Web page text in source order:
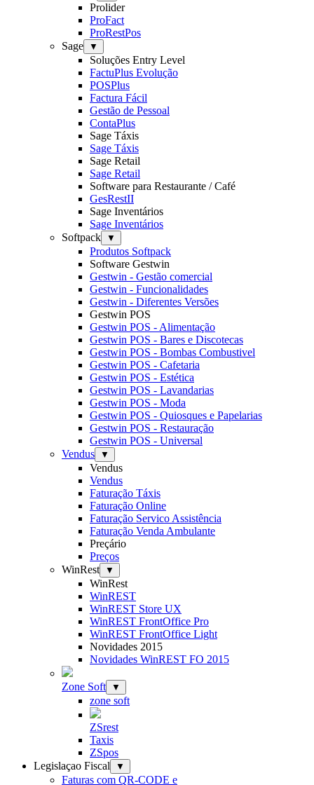
Prolider
ProFact
ProRestPos
Sage
▼
Soluções Entry Level
FactuPlus Evolução
POSPlus
Factura Fácil
Gestão de Pessoal
ContaPlus
Sage Táxis
Sage Táxis
Sage Retail
Sage Retail
Software para Restaurante / Café
GesRestII
Sage Inventários
Sage Inventários
Softpack
▼
Produtos Softpack
Software Gestwin
Gestwin - Gestão comercial
Gestwin - Funcionalidades
Gestwin - Diferentes Versões
Gestwin POS
Gestwin POS - Alimentação
Gestwin POS - Bares e Discotecas
Gestwin POS - Bombas Combustivel
Gestwin POS - Cafetaria
Gestwin POS - Estética
Gestwin POS - Lavandarias
Gestwin POS - Moda
Gestwin POS - Quiosques e Papelarias
Gestwin POS - Restauração
Gestwin POS - Universal
Vendus
▼
Vendus
Vendus
Faturação Táxis
Faturação Online
Faturação Servico Assistência
Faturação Venda Ambulante
Preçário
Preços
WinRest
▼
WinRest
WinREST
WinREST Store UX
WinREST FrontOffice Pro
WinREST FrontOffice Light
Novidades 2015
Novidades WinREST FO 2015
Zone Soft ▼
zone soft
ZSrest
Taxis
ZSpos
Legislaçao Fiscal
▼
Faturas com QR-CODE e